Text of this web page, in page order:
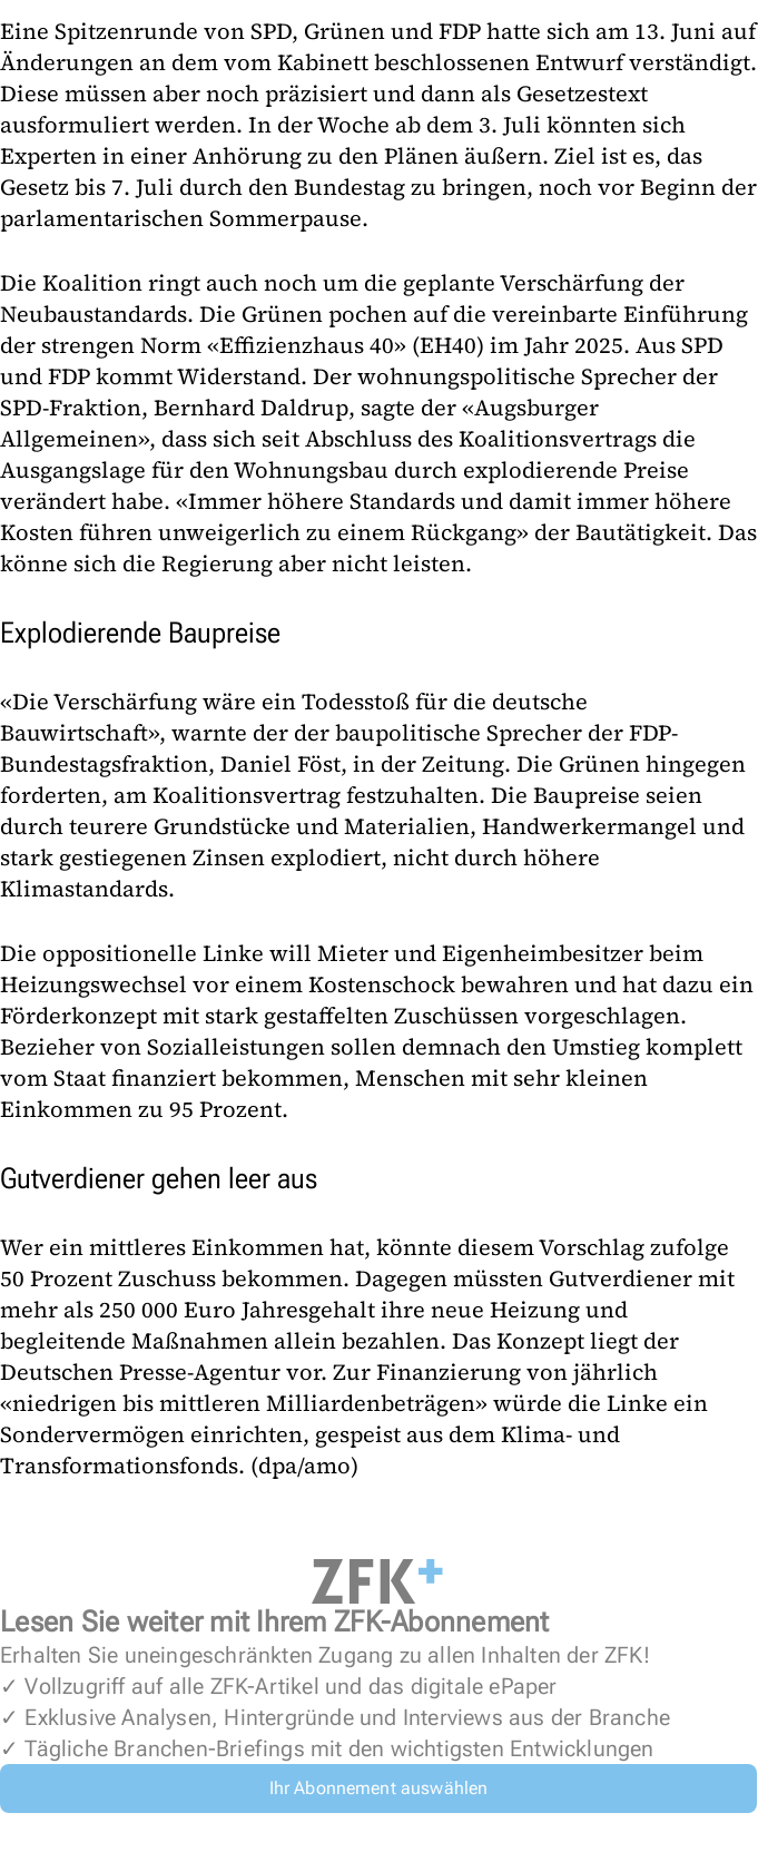
Eine Spitzenrunde von SPD, Grünen und FDP hatte sich am 13. Juni auf
Änderungen an dem vom Kabinett beschlossenen Entwurf verständigt.
Diese müssen aber noch präzisiert und dann als Gesetzestext
ausformuliert werden. In der Woche ab dem 3. Juli könnten sich
Experten in einer Anhörung zu den Plänen äußern. Ziel ist es, das
Gesetz bis 7. Juli durch den Bundestag zu bringen, noch vor Beginn der
parlamentarischen Sommerpause.
Die Koalition ringt auch noch um die geplante Verschärfung der
Neubaustandards. Die Grünen pochen auf die vereinbarte Einführung
der strengen Norm «Effizienzhaus 40» (EH40) im Jahr 2025. Aus SPD
und FDP kommt Widerstand. Der wohnungspolitische Sprecher der
SPD-Fraktion, Bernhard Daldrup, sagte der «Augsburger
Allgemeinen», dass sich seit Abschluss des Koalitionsvertrags die
Ausgangslage für den Wohnungsbau durch explodierende Preise
verändert habe. «Immer höhere Standards und damit immer höhere
Kosten führen unweigerlich zu einem Rückgang» der Bautätigkeit. Das
könne sich die Regierung aber nicht leisten.
Explodierende Baupreise
«Die Verschärfung wäre ein Todesstoß für die deutsche
Bauwirtschaft», warnte der der baupolitische Sprecher der FDP-
Bundestagsfraktion, Daniel Föst, in der Zeitung. Die Grünen hingegen
forderten, am Koalitionsvertrag festzuhalten. Die Baupreise seien
durch teurere Grundstücke und Materialien, Handwerkermangel und
stark gestiegenen Zinsen explodiert, nicht durch höhere
Klimastandards.
Die oppositionelle Linke will Mieter und Eigenheimbesitzer beim
Heizungswechsel vor einem Kostenschock bewahren und hat dazu ein
Förderkonzept mit stark gestaffelten Zuschüssen vorgeschlagen.
Bezieher von Sozialleistungen sollen demnach den Umstieg komplett
vom Staat finanziert bekommen, Menschen mit sehr kleinen
Einkommen zu 95 Prozent.
Gutverdiener gehen leer aus
Wer ein mittleres Einkommen hat, könnte diesem Vorschlag zufolge
50 Prozent Zuschuss bekommen. Dagegen müssten Gutverdiener mit
mehr als 250 000 Euro Jahresgehalt ihre neue Heizung und
begleitende Maßnahmen allein bezahlen. Das Konzept liegt der
Deutschen Presse-Agentur vor. Zur Finanzierung von jährlich
«niedrigen bis mittleren Milliardenbeträgen» würde die Linke ein
Sondervermögen einrichten, gespeist aus dem Klima- und
Transformationsfonds. (dpa/amo)
Lesen Sie weiter mit Ihrem ZFK-Abonnement
Erhalten Sie uneingeschränkten Zugang zu allen Inhalten der ZFK!
✓ Vollzugriff auf alle ZFK-Artikel und das digitale ePaper
✓ Exklusive Analysen, Hintergründe und Interviews aus der Branche
✓ Tägliche Branchen-Briefings mit den wichtigsten Entwicklungen
Ihr Abonnement auswählen